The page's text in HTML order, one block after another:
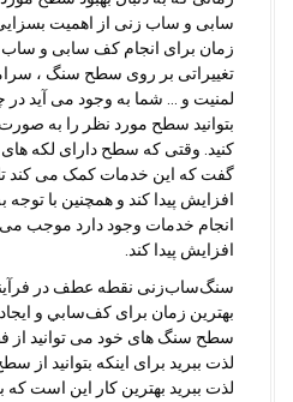
سابی و ساب زنی از اهمیت
زمان برای انجام کف سابی و
تغییراتی بر روی سطح سنگ ،
لمنیت و … شما به وجود می آید در
بتوانید سطح مورد نظر را به
کنید وقتی که سطح دارای لکه
گفت که این خدمات کمک می کند
افزایش پیدا کند و همچنین با
انجام خدمات وجود دارد موجب می
افزایش پیدا کند.
سنگ‌ساب‌زنی نقطه عطف در
بهترين زمان برای كف‌سابي و
سطح سنگ های خود می توانید
لذت ببرید برای اینکه بتوانید
لذت ببرید بهترین کار این است